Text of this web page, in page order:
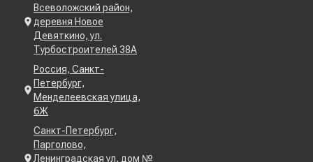
Всеволожский район,
деревня Новое
Девяткино, ул.
Турбостроителей 38А
Россия, Санкт-
Петербург,
Менделеевская улица,
6Ж
Санкт-Петербург,
Парголово,
Ленинградская ул, дом №